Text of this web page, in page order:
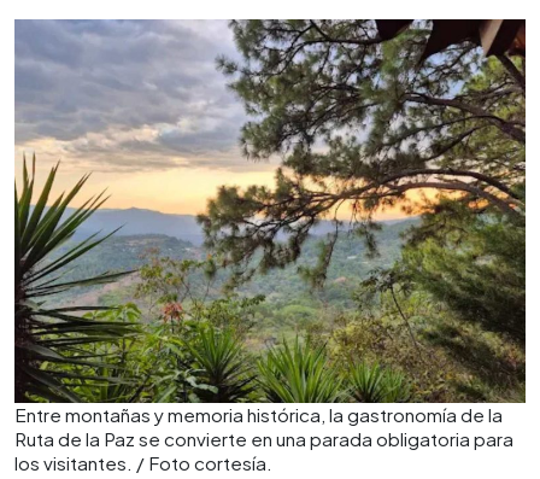
Entre montañas y memoria histórica, la gastronomía de la
Ruta de la Paz se convierte en una parada obligatoria para
los visitantes. / Foto cortesía.